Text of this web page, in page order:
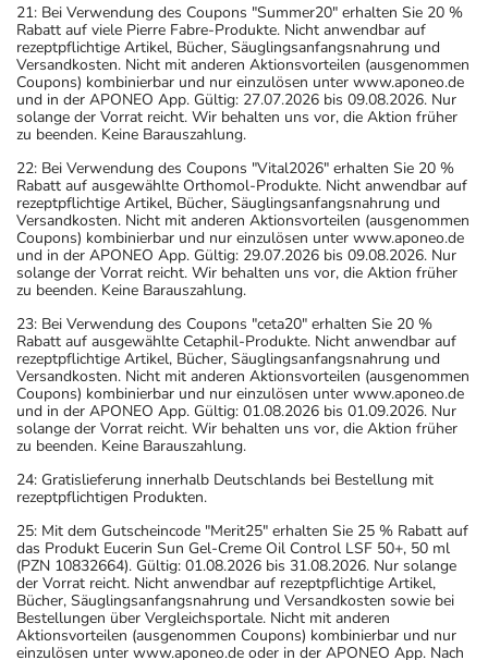
21: Bei Verwendung des Coupons "Summer20" erhalten Sie 20 %
Rabatt auf viele Pierre Fabre-Produkte. Nicht anwendbar auf
rezeptpflichtige Artikel, Bücher, Säuglingsanfangsnahrung und
Versandkosten. Nicht mit anderen Aktionsvorteilen (ausgenommen
Coupons) kombinierbar und nur einzulösen unter www.aponeo.de
und in der APONEO App. Gültig: 27.07.2026 bis 09.08.2026. Nur
solange der Vorrat reicht. Wir behalten uns vor, die Aktion früher
zu beenden. Keine Barauszahlung.
22: Bei Verwendung des Coupons "Vital2026" erhalten Sie 20 %
Rabatt auf ausgewählte Orthomol-Produkte. Nicht anwendbar auf
rezeptpflichtige Artikel, Bücher, Säuglingsanfangsnahrung und
Versandkosten. Nicht mit anderen Aktionsvorteilen (ausgenommen
Coupons) kombinierbar und nur einzulösen unter www.aponeo.de
und in der APONEO App. Gültig: 29.07.2026 bis 09.08.2026. Nur
solange der Vorrat reicht. Wir behalten uns vor, die Aktion früher
zu beenden. Keine Barauszahlung.
23: Bei Verwendung des Coupons "ceta20" erhalten Sie 20 %
Rabatt auf ausgewählte Cetaphil-Produkte. Nicht anwendbar auf
rezeptpflichtige Artikel, Bücher, Säuglingsanfangsnahrung und
Versandkosten. Nicht mit anderen Aktionsvorteilen (ausgenommen
Coupons) kombinierbar und nur einzulösen unter www.aponeo.de
und in der APONEO App. Gültig: 01.08.2026 bis 01.09.2026. Nur
solange der Vorrat reicht. Wir behalten uns vor, die Aktion früher
zu beenden. Keine Barauszahlung.
24: Gratislieferung innerhalb Deutschlands bei Bestellung mit
rezeptpflichtigen Produkten.
25: Mit dem Gutscheincode "Merit25" erhalten Sie 25 % Rabatt auf
das Produkt Eucerin Sun Gel-Creme Oil Control LSF 50+, 50 ml
(PZN 10832664). Gültig: 01.08.2026 bis 31.08.2026. Nur solange
der Vorrat reicht. Nicht anwendbar auf rezeptpflichtige Artikel,
Bücher, Säuglingsanfangsnahrung und Versandkosten sowie bei
Bestellungen über Vergleichsportale. Nicht mit anderen
Aktionsvorteilen (ausgenommen Coupons) kombinierbar und nur
einzulösen unter www.aponeo.de oder in der APONEO App. Nach